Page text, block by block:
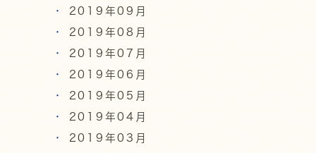
2019年09月
2019年08月
2019年07月
2019年06月
2019年05月
2019年04月
2019年03月